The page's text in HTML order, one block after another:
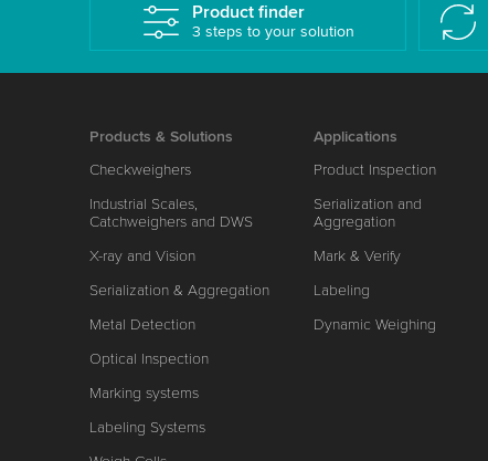
Product finder
3 steps to your solution
Products & Solutions
Checkweighers
Industrial Scales,
Catchweighers and DWS
X-ray and Vision
Serialization & Aggregation
Metal Detection
Optical Inspection
Marking systems
Labeling Systems
Applications
Product Inspection
Serialization and
Aggregation
Mark & Verify
Labeling
Dynamic Weighing